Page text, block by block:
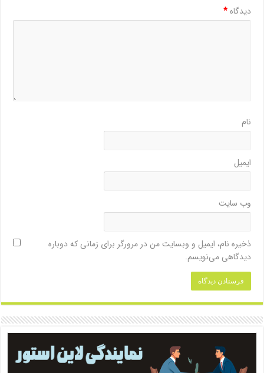
دیدگاه*
نام
ایمیل
وب‌ سایت
ذخیره نام، ایمیل و وبسایت من در مرورگر برای زمانی که دوباره
دیدگاهی می‌نویسم.